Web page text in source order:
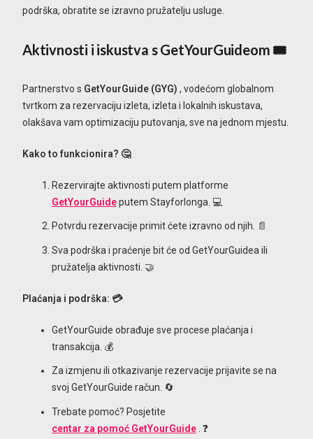
podrška, obratite se izravno pružatelju usluge.
Aktivnosti i iskustva s GetYourGuideom 🎟️
Partnerstvo s GetYourGuide (GYG) , vodećom globalnom
tvrtkom za rezervaciju izleta, izleta i lokalnih iskustava,
olakšava vam optimizaciju putovanja, sve na jednom mjestu.
Kako to funkcionira? 🤔
Rezervirajte aktivnosti putem platforme
GetYourGuideputem Stayforlonga. 💻
Potvrdu rezervacije primit ćete izravno od njih. 📄
Sva podrška i praćenje bit će od GetYourGuidea ili
pružatelja aktivnosti. 🤝
Plaćanja i podrška: 💳
GetYourGuide obrađuje sve procese plaćanja i
transakcija. 💰
Za izmjenu ili otkazivanje rezervacije prijavite se na
svoj GetYourGuide račun. 🔄
Trebate pomoć? Posjetite
centar za pomoć GetYourGuide . ❓